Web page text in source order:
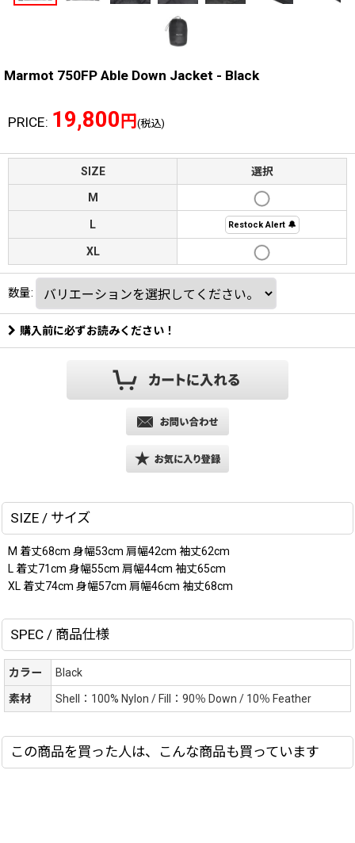
Marmot 750FP Able Down Jacket - Black
PRICE: 19,800円(税込)
SIZE 選択
M
L Restock Alert 🔔
XL
数量:
購入前に必ずお読みください！
SIZE / サイズ
M 着丈68cm 身幅53cm 肩幅42cm 袖丈62cm
L 着丈71cm 身幅55cm 肩幅44cm 袖丈65cm
XL 着丈74cm 身幅57cm 肩幅46cm 袖丈68cm
SPEC / 商品仕様
カラー Black
素材 Shell：100% Nylon / Fill：90％ Down / 10％ Feather
この商品を買った人は、こんな商品も買っています